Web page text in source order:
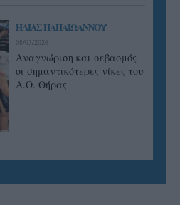
ΗΛΙΑΣ ΠΑΠΑΪΩΑΝΝΟΥ
08/03/2026
Αναγνώριση και σεβασμός
οι σημαντικότερες νίκες του
Α.Ο. Θήρας